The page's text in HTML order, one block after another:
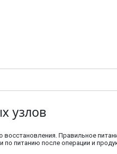
узлов
Правильное
питанию после операции и